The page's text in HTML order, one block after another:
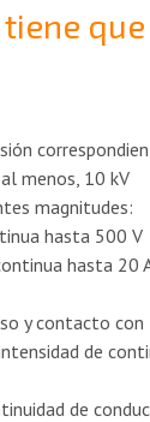
menos, 10 kV
magnitudes:
hasta 500 V
hasta 20
y contacto
de
de